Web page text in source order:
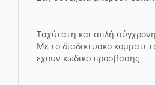
Ταχύτατη και απλή
Με το διαδικτυακο κομματι
εχουν κωδικο προσβασης